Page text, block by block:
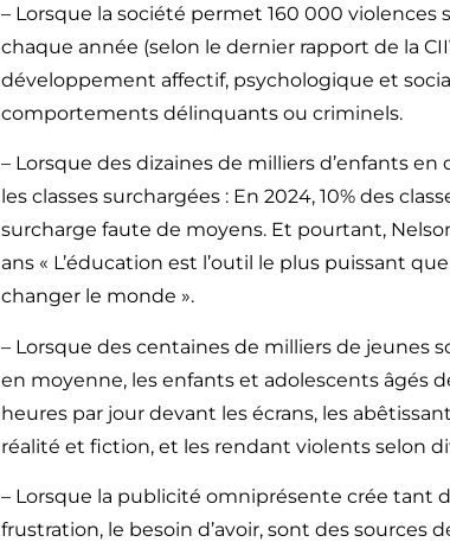
– Lorsque la société permet 160 000 violences
chaque année (selon le dernier rapport de la
développement affectif, psychologique et
comportements délinquants ou criminels.
– Lorsque des dizaines de milliers d’enfants
les classes surchargées : En 2024, 10% des
surcharge faute de moyens. Et pourtant,
ans « L’éducation est l’outil le plus puissant
changer le monde ».
– Lorsque des centaines de milliers de jeunes
en moyenne, les enfants et adolescents âgés
heures par jour devant les écrans, les
réalité et fiction, et les rendant violents selon
– Lorsque la publicité omniprésente crée tant
frustration, le besoin d’avoir, sont des sources